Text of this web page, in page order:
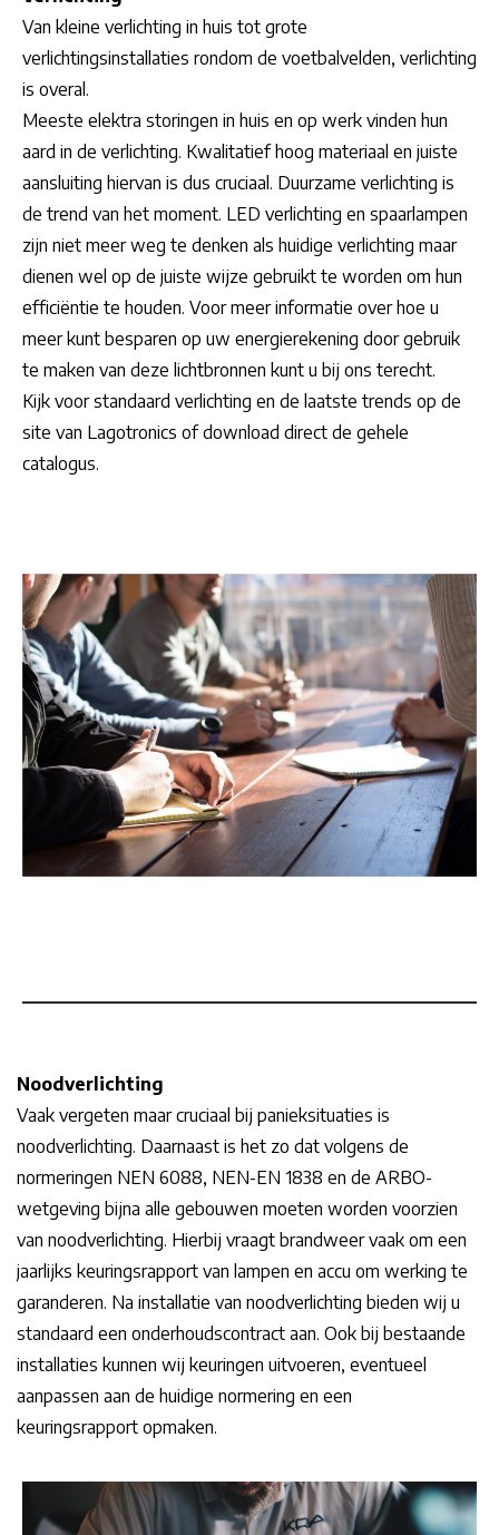
Van kleine verlichting in huis tot grote
verlichtingsinstallaties rondom de voetbalvelden, verlichting
is overal.
Meeste elektra storingen in huis en op werk vinden hun
aard in de verlichting. Kwalitatief hoog materiaal en juiste
aansluiting hiervan is dus cruciaal. Duurzame verlichting is
de trend van het moment. LED verlichting en spaarlampen
zijn niet meer weg te denken als huidige verlichting maar
dienen wel op de juiste wijze gebruikt te worden om hun
efficiëntie te houden. Voor meer informatie over hoe u
meer kunt besparen op uw energierekening door gebruik
te maken van deze lichtbronnen kunt u bij ons terecht.
Kijk voor standaard verlichting en de laatste trends op de
site van Lagotronics of download direct de gehele
catalogus.
Noodverlichting
Vaak vergeten maar cruciaal bij panieksituaties is
noodverlichting. Daarnaast is het zo dat volgens de
normeringen NEN 6088, NEN-EN 1838 en de ARBO-
wetgeving bijna alle gebouwen moeten worden voorzien
van noodverlichting. Hierbij vraagt brandweer vaak om een
jaarlijks keuringsrapport van lampen en accu om werking te
garanderen. Na installatie van noodverlichting bieden wij u
standaard een onderhoudscontract aan. Ook bij bestaande
installaties kunnen wij keuringen uitvoeren, eventueel
aanpassen aan de huidige normering en een
keuringsrapport opmaken.